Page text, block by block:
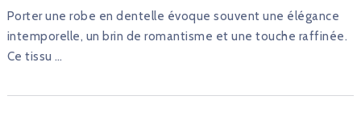
Porter une robe en dentelle évoque souvent une élégance
intemporelle, un brin de romantisme et une touche raffinée.
Ce tissu …